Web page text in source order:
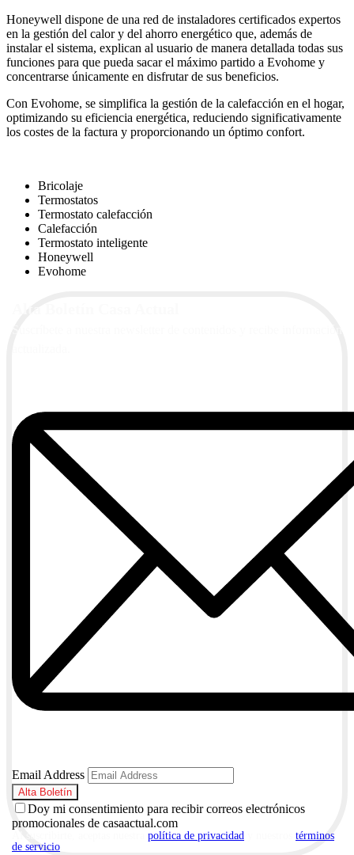
Honeywell dispone de una red de instaladores certificados expertos
en la gestión del calor y del ahorro energético que, además de
instalar el sistema, explican al usuario de manera detallada todas sus
funciones para que pueda sacar el máximo partido a Evohome y
concentrarse únicamente en disfrutar de sus beneficios.
Con Evohome, se simplifica la gestión de la calefacción en el hogar,
optimizando su eficiencia energética, reduciendo significativamente
los costes de la factura y proporcionando un óptimo confort.
Bricolaje
Termostatos
Termostato calefacción
Calefacción
Termostato inteligente
Honeywell
Evohome
Email Address
Doy mi consentimiento para recibir correos electrónicos
promocionales de casaactual.com
política de privacidad
términos
de servicio